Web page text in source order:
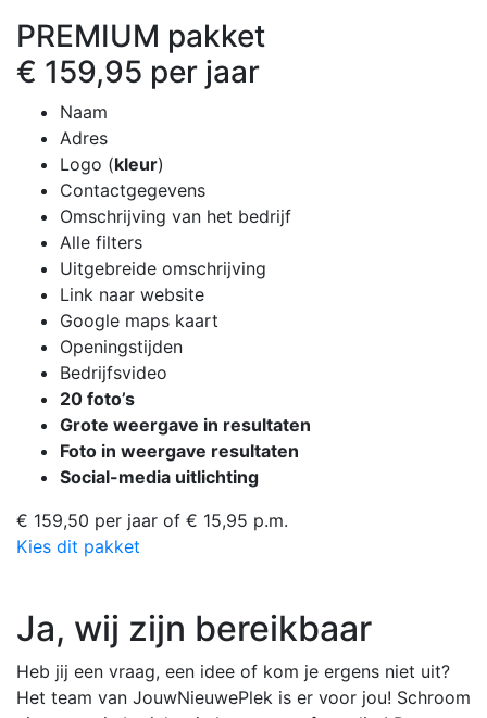
PREMIUM pakket
€ 159,95 per jaar
Naam
Adres
Logo (kleur)
Contactgegevens
Omschrijving van het bedrijf
Alle filters
Uitgebreide omschrijving
Link naar website
Google maps kaart
Openingstijden
Bedrijfsvideo
20 foto’s
Grote weergave in resultaten
Foto in weergave resultaten
Social-media uitlichting
€ 159,50 per jaar of € 15,95 p.m.
Kies dit pakket
Ja, wij zijn bereikbaar
Heb jij een vraag, een idee of kom je ergens niet uit?
Het team van JouwNieuwePlek is er voor jou! Schroom